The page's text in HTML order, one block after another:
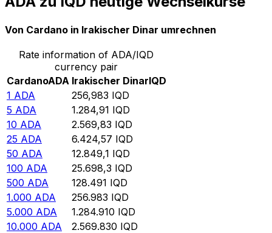
Von Cardano in Irakischer Dinar umrechnen
Rate information of ADA/IQD
currency pair
CardanoADA Irakischer DinarIQD
1 ADA 256,983 IQD
5 ADA 1.284,91 IQD
10 ADA 2.569,83 IQD
25 ADA 6.424,57 IQD
50 ADA 12.849,1 IQD
100 ADA 25.698,3 IQD
500 ADA 128.491 IQD
1.000 ADA 256.983 IQD
5.000 ADA 1.284.910 IQD
10.000 ADA 2.569.830 IQD